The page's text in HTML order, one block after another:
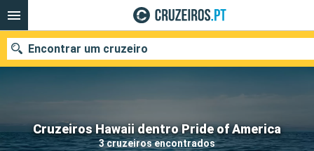
Cruzeiros Hawaii dentro Pride of America
3 cruzeiros encontrados
Encontrar um cruzeiro
Quando ir?